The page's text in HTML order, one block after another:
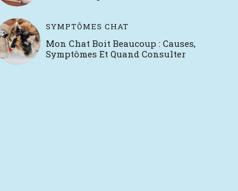
SYMPTÔMES CHAT
Mon Chat Boit Beaucoup : Causes,
Symptômes Et Quand Consulter